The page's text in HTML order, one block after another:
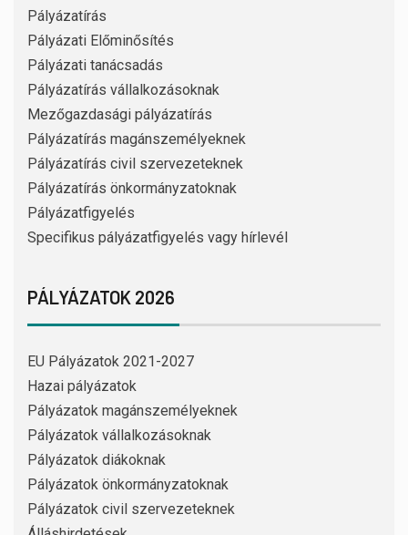
Pályázatírás
Pályázati Előminősítés
Pályázati tanácsadás
Pályázatírás vállalkozásoknak
Mezőgazdasági pályázatírás
Pályázatírás magánszemélyeknek
Pályázatírás civil szervezeteknek
Pályázatírás önkormányzatoknak
Pályázatfigyelés
Specifikus pályázatfigyelés vagy hírlevél
PÁLYÁZATOK 2026
EU Pályázatok 2021-2027
Hazai pályázatok
Pályázatok magánszemélyeknek
Pályázatok vállalkozásoknak
Pályázatok diákoknak
Pályázatok önkormányzatoknak
Pályázatok civil szervezeteknek